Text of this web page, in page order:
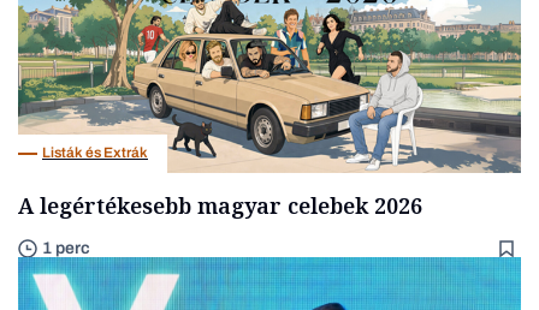
Listák és Extrák
A legértékesebb magyar celebek 2026
1 perc